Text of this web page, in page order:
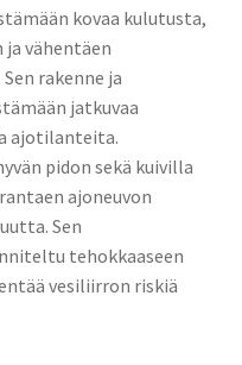
kovaa kulutusta,
vähentäen
rakenne ja
jatkuvaa
ajotilanteita.
pidon sekä kuivilla
ajoneuvon
Sen
tehokkaaseen
vesiliirron riskiä